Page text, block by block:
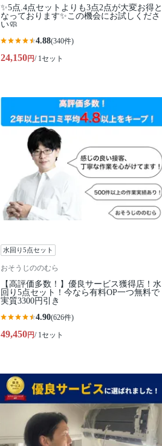
✨5点.4点セットよりも3点2点が大変お得と
なっております✨この機会にお試しくださ
い🧼
4.88(340件)
24,150円/ 1セット
水回り5点セット
おそうじののむら
【高評価多数！】優良サービス獲得店！水
回り5点セット！今なら有料OP一つ無料で
実質3300円引き
4.90(626件)
49,450円/ 1セット